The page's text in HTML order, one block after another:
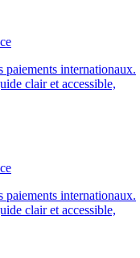
internationaux.
clair et accessible,
internationaux.
clair et accessible,